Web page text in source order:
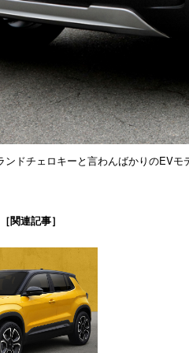
ドチェロキーと言わんばかりのEVモ
［関連記事］